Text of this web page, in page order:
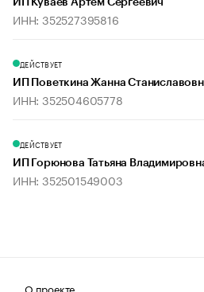
ИП Куваев Артём Сергеевич
ИНН: 352527395816
ДЕЙСТВУЕТ
ИП Поветкина Жанна
ИНН: 352504605778
ДЕЙСТВУЕТ
ИП Горюнова Татьяна
ИНН: 352501549003
О проекте